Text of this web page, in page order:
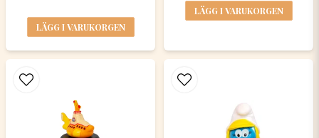
Skicka fråga
LÄGG I VARUKORGEN
LÄGG I VARUKORGEN